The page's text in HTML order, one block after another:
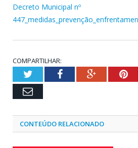
Decreto Municipal nº
COMPARTILHAR:
TwitterFacebookGoogle+
Email
CONTEÚDO RELACIONADO